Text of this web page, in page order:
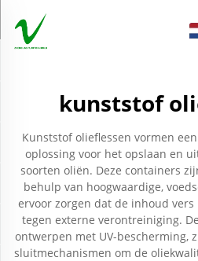
kunststof
Kunststof olieflessen vormen
oplossing voor het opslaan en
soorten oliën. Deze containers
behulp van hoogwaardige,
ervoor zorgen dat de inhoud
tegen externe verontreiniging.
ontwerpen met UV-bescherming,
sluitmechanismen om de